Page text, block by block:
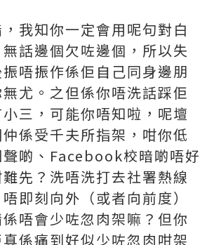
我知你一定會用呢句對白
話邊個欠咗邊個，所以失
唔振作係佢自己同身邊朋
尤。之但係你唔洗話踩佢
三，可能你唔知啦，呢壇
係受千夫所指架，咁你低
啲、Facebook校暗啲唔好
先？洗唔洗打去社署熱線
即刻向外（或者向前度）
唔會少咗忽肉架嘛？但你
係痛到好似少咗忽肉咁架